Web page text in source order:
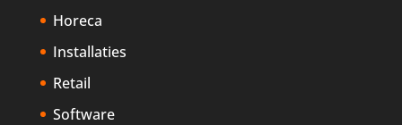
Horeca
Installaties
Retail
Software